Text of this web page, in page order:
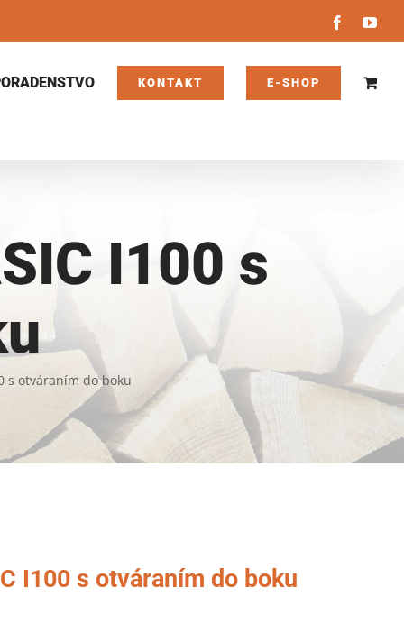
Facebook
KONTAKT E-SHOP
I100 s
s otváraním do boku
I100 s otváraním do boku